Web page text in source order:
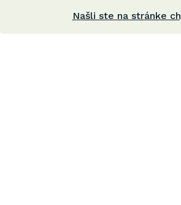
Našli ste na stránke